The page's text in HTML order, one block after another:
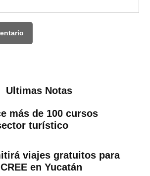
Ultimas Notas
más de 100 cursos
turístico
viajes gratuitos para
en Yucatán